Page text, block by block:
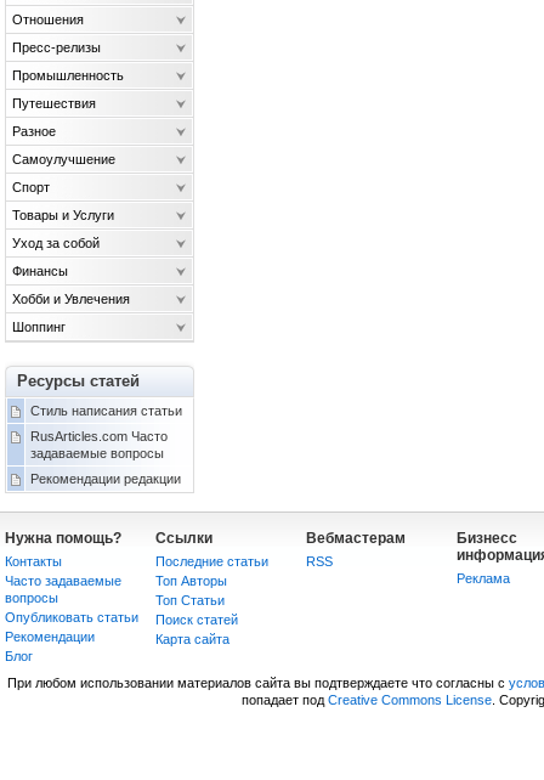
Отношения
Пресс-релизы
Промышленность
Путешествия
Разное
Самоулучшение
Спорт
Товары и Услуги
Уход за собой
Финансы
Хобби и Увлечения
Шоппинг
Ресурсы статей
Стиль написания статьи
RusArticles.com Часто
задаваемые вопросы
Рекомендации редакции
Нужна помощь?
Контакты
Часто задаваемые
вопросы
Опубликовать статьи
Рекомендации
Блог
Ссылки
Последние статьи
Топ Авторы
Топ Статьи
Поиск статей
Карта сайта
Вебмастерам
RSS
Бизнесс
Реклама
При любом использовании материалов сайта вы подтверждаете что согласны с
попадает под Creative Commons License.